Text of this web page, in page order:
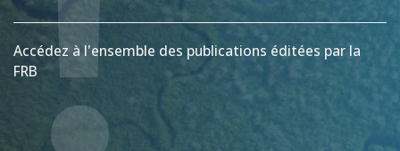
Accédez à l'ensemble des publications éditées par la
FRB